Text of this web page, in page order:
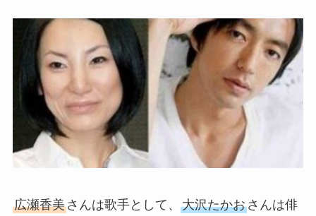
広瀬香美さんは歌手として、 大沢たかおさんは俳